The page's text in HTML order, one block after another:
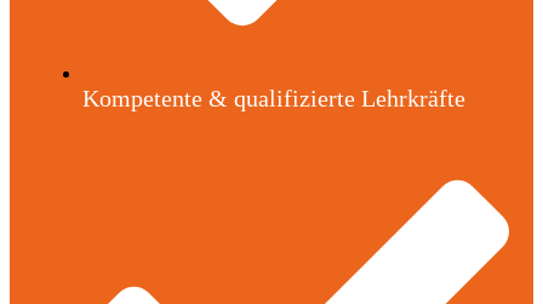
Kompetente & qualifizierte Lehrkräfte